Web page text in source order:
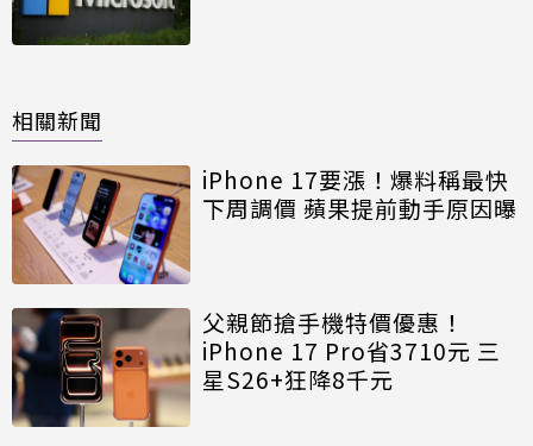
相關新聞
iPhone 17要漲！爆料稱最快
下周調價 蘋果提前動手原因曝
父親節搶手機特價優惠！
iPhone 17 Pro省3710元 三
星S26+狂降8千元